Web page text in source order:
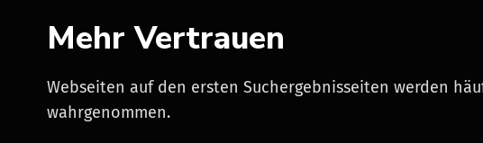
Mehr Vertrauen
Webseiten auf den ersten Suchergebnisseiten werden
wahrgenommen.